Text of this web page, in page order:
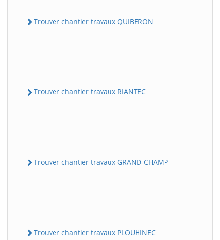
Trouver chantier travaux QUIBERON
Trouver chantier travaux RIANTEC
Trouver chantier travaux GRAND-CHAMP
Trouver chantier travaux PLOUHINEC